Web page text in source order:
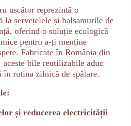
uscător reprezintă o
la șervețelele și balsamurile de
oferind o soluție ecologică
pentru a-ți menține
Fabricate în România din
aceste bile reutilizabile aduc
în rutina zilnică de spălare.
și reducerea electricității